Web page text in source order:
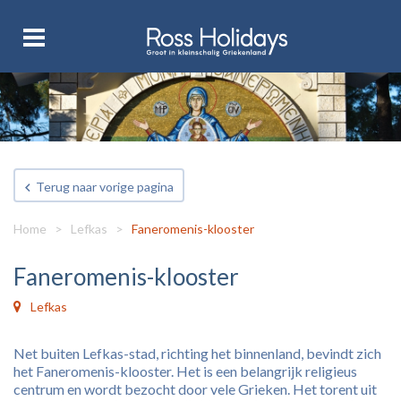
Terug naar vorige pagina
Home > Lefkas > Faneromenis-klooster
Faneromenis-klooster
Lefkas
Net buiten Lefkas-stad, richting het binnenland, bevindt zich
het Faneromenis-klooster. Het is een belangrijk religieus
centrum en wordt bezocht door vele Grieken. Het torent uit